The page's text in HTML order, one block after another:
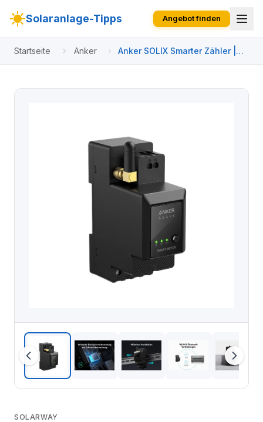
Solaranlage-Tipps Angebot finden
Startseite Anker
Anker SOLIX Smarter Zähler |
Smartmeter
SOLARWAY